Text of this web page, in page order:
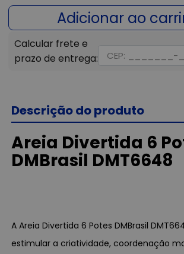
Descrição do produto
Areia Divertida 6
DMBrasil DMT6648
A Areia Divertida 6 Potes DMBrasil
estimular a criatividade, coordenação